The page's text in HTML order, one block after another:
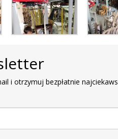
i otrzymuj bezpłatnie